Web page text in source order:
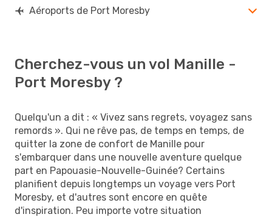
Aéroports de Port Moresby
Cherchez-vous un vol Manille -
Port Moresby ?
Quelqu'un a dit : « Vivez sans regrets, voyagez sans
remords ». Qui ne rêve pas, de temps en temps, de
quitter la zone de confort de Manille pour
s'embarquer dans une nouvelle aventure quelque
part en Papouasie-Nouvelle-Guinée? Certains
planifient depuis longtemps un voyage vers Port
Moresby, et d'autres sont encore en quête
d'inspiration. Peu importe votre situation